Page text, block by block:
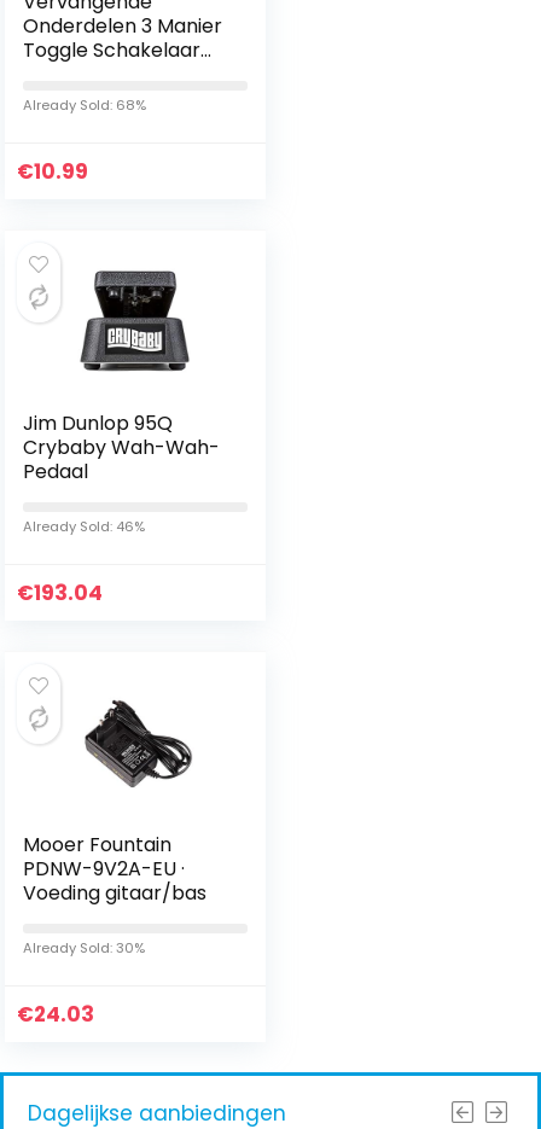
Onderdelen 3 Manier
Toggle Schakelaar
Elektrische Gitaar
Already Sold: 68%
€10.99
Jim Dunlop 95Q
Crybaby Wah-Wah-
Pedaal
Already Sold: 46%
€193.04
Mooer Fountain
PDNW-9V2A-EU ·
Voeding gitaar/bas
Already Sold: 30%
€24.03
Dagelijkse aanbiedingen